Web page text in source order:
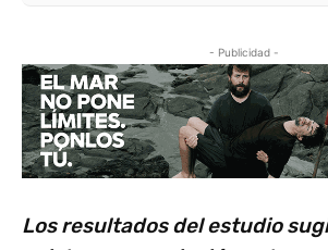
- Publicidad -
Los resultados del estudio